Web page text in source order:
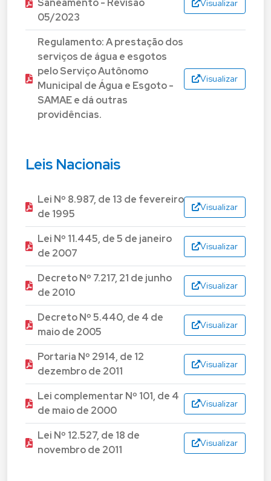
Saneamento - Revisão
05/2023
Visualizar
Regulamento: A prestação dos
serviços de água e esgotos
pelo Serviço Autônomo
Municipal de Água e Esgoto -
SAMAE e dá outras
providências.
Visualizar
Leis Nacionais
Lei Nº 8.987, de 13 de fevereiro
de 1995
Visualizar
Lei Nº 11.445, de 5 de janeiro
de 2007
Visualizar
Decreto Nº 7.217, 21 de junho
de 2010
Visualizar
Decreto Nº 5.440, de 4 de
maio de 2005
Visualizar
Portaria Nº 2914, de 12
dezembro de 2011
Visualizar
Lei complementar Nº 101, de 4
de maio de 2000
Visualizar
Lei Nº 12.527, de 18 de
novembro de 2011
Visualizar